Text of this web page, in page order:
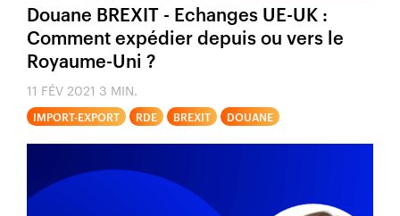
Douane BREXIT - Echanges UE-UK :
Comment expédier depuis ou vers le
Royaume-Uni ?
11 FÉV 2021 3 MIN.
IMPORT-EXPORT RDE BREXIT DOUANE